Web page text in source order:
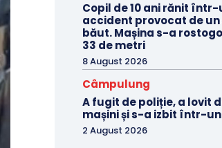
Copil de 10 ani rănit într-
accident provocat de un
băut. Mașina s-a
33 de metri
8 August 2026
Câmpulung
A fugit de poliție, a lovit
mașini și s-a izbit într-
2 August 2026